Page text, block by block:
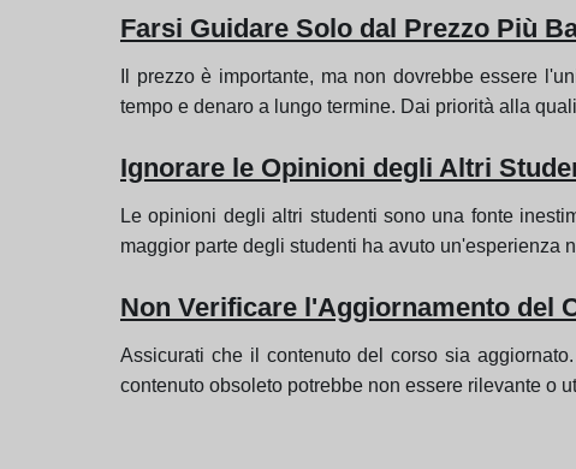
Farsi Guidare Solo dal Prezzo Più
Il prezzo è importante, ma non dovrebbe essere
tempo e denaro a lungo termine. Dai priorità alla
Ignorare le Opinioni degli Altri
Le opinioni degli altri studenti sono una fonte
maggior parte degli studenti ha avuto un'esperienza
Non Verificare l'Aggiornamento del
Assicurati che il contenuto del corso sia
contenuto obsoleto potrebbe non essere rilevante o